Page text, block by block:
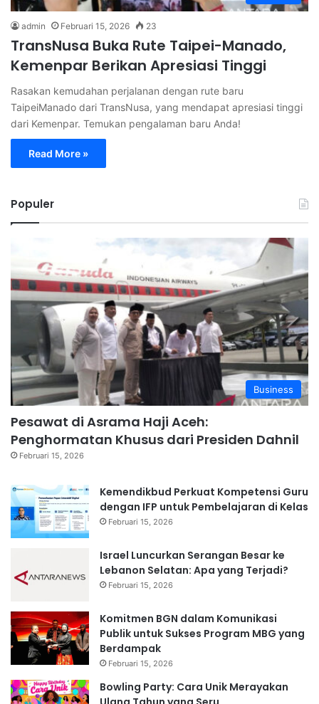
admin Februari 15, 2026 23
TransNusa Buka Rute Taipei-Manado,
Kemenpar Berikan Apresiasi Tinggi
Rasakan kemudahan perjalanan dengan rute baru
TaipeiManado dari TransNusa, yang mendapat apresiasi tinggi
dari Kemenpar. Temukan pengalaman baru Anda!
Read More »
Populer
Business
Pesawat di Asrama Haji Aceh:
Penghormatan Khusus dari Presiden Dahnil
Februari 15, 2026
Kemendikbud Perkuat Kompetensi Guru
dengan IFP untuk Pembelajaran di Kelas
Februari 15, 2026
Israel Luncurkan Serangan Besar ke
Lebanon Selatan: Apa yang Terjadi?
Februari 15, 2026
Komitmen BGN dalam Komunikasi
Publik untuk Sukses Program MBG yang
Berdampak
Februari 15, 2026
Bowling Party: Cara Unik Merayakan